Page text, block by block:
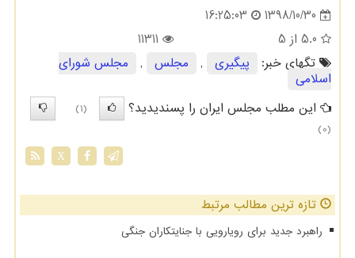
1398/10/30
16:25:03
5.0 از 5
11311
تگهای خبر:
پیگیری , مجلس ,
مجلس شورای
اسلامی
این مطلب مجلس ایران را پسندیدید؟
(1)
(0)
X
تازه ترین مطالب مرتبط
راهبرد جدید برای رویارویی با جنایتکاران جنگی